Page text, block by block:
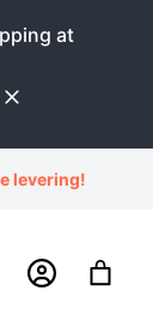
at
levering!